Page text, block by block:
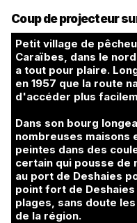
Coup de projecteur
Petit village de pêcheurs au bord de la mer des
Caraïbes, dans le
a tout pour plaire.
en 1957 que la route
d'accéder plus
Dans son bourg
nombreuses maisons
peintes dans des
certain qui pousse de
au port de Deshaies
point fort de
plages, sans doute
de la région.